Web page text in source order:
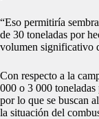
“Eso permitiría
de 30 toneladas por
volumen significativo
Con respecto a la
000 o 3 000
por lo que se buscan
la situación del